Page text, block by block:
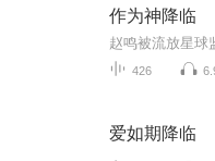
作为神降临
426
爱如期降临